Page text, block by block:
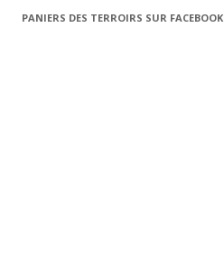
PANIERS DES TERROIRS SUR FACEBOOK